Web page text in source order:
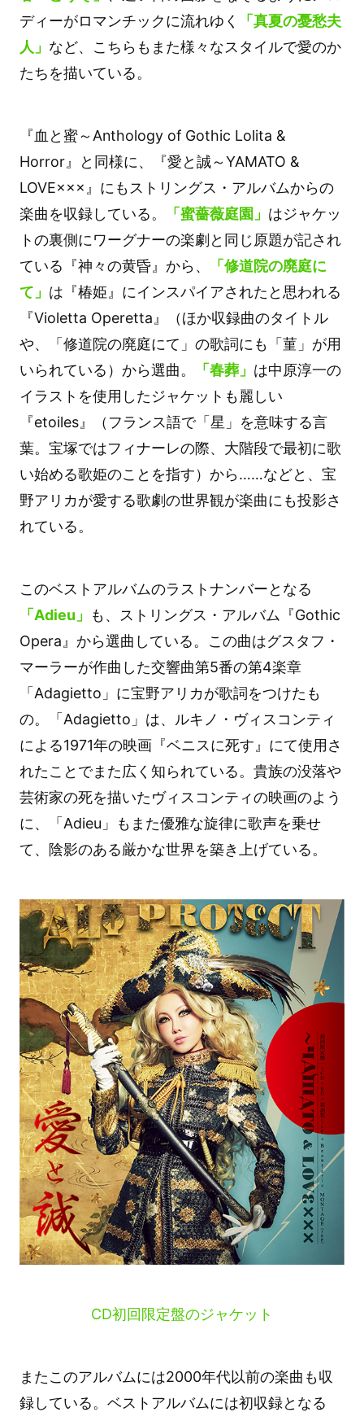
ディーがロマンチックに流れゆく
「真夏の憂愁夫
人」 など、こちらもまた様々なスタイルで愛のか
たちを描いている。
『血と蜜～Anthology of Gothic Lolita &
Horror』と同様に、『愛と誠～YAMATO &
LOVE×××』にもストリングス・アルバムからの
楽曲を収録している。
「蜜薔薇庭園」 はジャケッ
トの裏側にワーグナーの楽劇と同じ原題が記され
ている『神々の黄昏』から、
「修道院の廃庭に
て」 は『椿姫』にインスパイアされたと思われる
『Violetta Operetta』（ほか収録曲のタイトル
や、「修道院の廃庭にて」の歌詞にも「菫」が用
いられている）から選曲。
「春葬」 は中原淳一の
イラストを使用したジャケットも麗しい
『etoiles』（フランス語で「星」を意味する言
葉。宝塚ではフィナーレの際、大階段で最初に歌
い始める歌姫のことを指す）から……などと、宝
野アリカが愛する歌劇の世界観が楽曲にも投影さ
れている。
このベストアルバムのラストナンバーとなる
「Adieu」
も、ストリングス・アルバム『Gothic
Opera』から選曲している。この曲はグスタフ・
マーラーが作曲した交響曲第5番の第4楽章
「Adagietto」に宝野アリカが歌詞をつけたも
の。「Adagietto」は、ルキノ・ヴィスコンティ
による1971年の映画『ベニスに死す』にて使用さ
れたことでまた広く知られている。貴族の没落や
芸術家の死を描いたヴィスコンティの映画のよう
に、「Adieu」もまた優雅な旋律に歌声を乗せ
て、陰影のある厳かな世界を築き上げている。
CD初回限定盤のジャケット
またこのアルバムには2000年代以前の楽曲も収
録している。ベストアルバムには初収録となる